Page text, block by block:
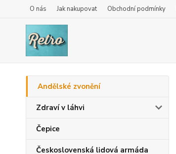
O nás Jak nakupovat Obchodní podmínky
Andělské zvonění
Zdraví v láhvi
Čepice
Československá lidová armáda